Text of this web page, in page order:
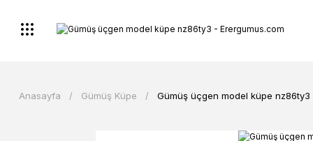
Anasayfa Gümüş Küpe Gümüş üçgen model küpe nz86ty3